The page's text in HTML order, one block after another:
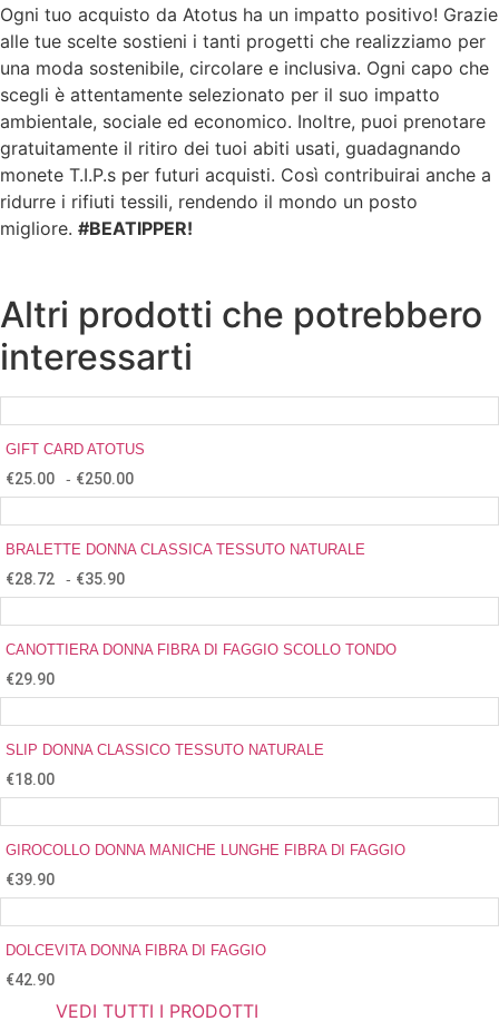
Ogni tuo acquisto da Atotus ha un impatto positivo! Grazie
alle tue scelte sostieni i tanti progetti che realizziamo per
una moda sostenibile, circolare e inclusiva. Ogni capo che
scegli è attentamente selezionato per il suo impatto
ambientale, sociale ed economico. Inoltre, puoi prenotare
gratuitamente il ritiro dei tuoi abiti usati, guadagnando
monete T.I.P.s per futuri acquisti. Così contribuirai anche a
ridurre i rifiuti tessili, rendendo il mondo un posto
migliore. #BEATIPPER!
Altri prodotti che potrebbero
interessarti
GIFT CARD ATOTUS
€25.00 - €250.00
BRALETTE DONNA CLASSICA TESSUTO NATURALE
€28.72 - €35.90
CANOTTIERA DONNA FIBRA DI FAGGIO SCOLLO TONDO
€29.90
SLIP DONNA CLASSICO TESSUTO NATURALE
€18.00
GIROCOLLO DONNA MANICHE LUNGHE FIBRA DI FAGGIO
€39.90
DOLCEVITA DONNA FIBRA DI FAGGIO
€42.90
VEDI TUTTI I PRODOTTI